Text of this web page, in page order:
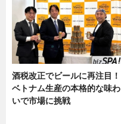
酒税改正でビールに再注目！
ベトナム生産の本格的な味わ
いで市場に挑戦